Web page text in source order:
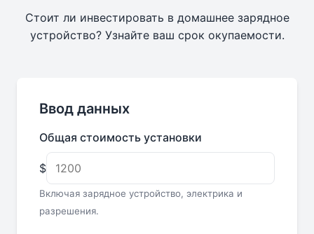
Стоит ли инвестировать в домашнее зарядное
устройство? Узнайте ваш срок окупаемости.
Ввод данных
Общая стоимость установки
$
Включая зарядное устройство, электрика и
разрешения.